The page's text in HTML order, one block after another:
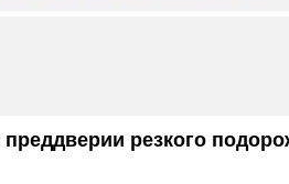
резкого